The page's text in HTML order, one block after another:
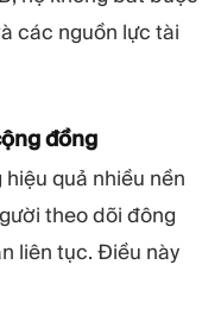
các nguồn lực tài
đồng
quả nhiều nền
theo dõi đông
liên tục. Điều này